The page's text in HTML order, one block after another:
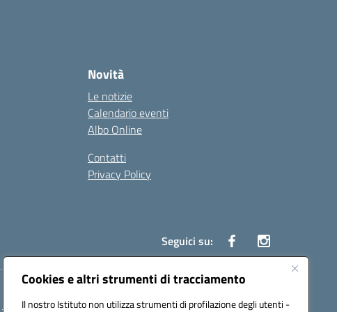
Cookies e altri strumenti di tracciamento
Il nostro Istituto non utilizza strumenti di profilazione degli utenti -
Novità
Le notizie
Calendario eventi
Albo Online
Contatti
Privacy Policy
Seguici su:
RMIC86500P@pec.istruzione.it